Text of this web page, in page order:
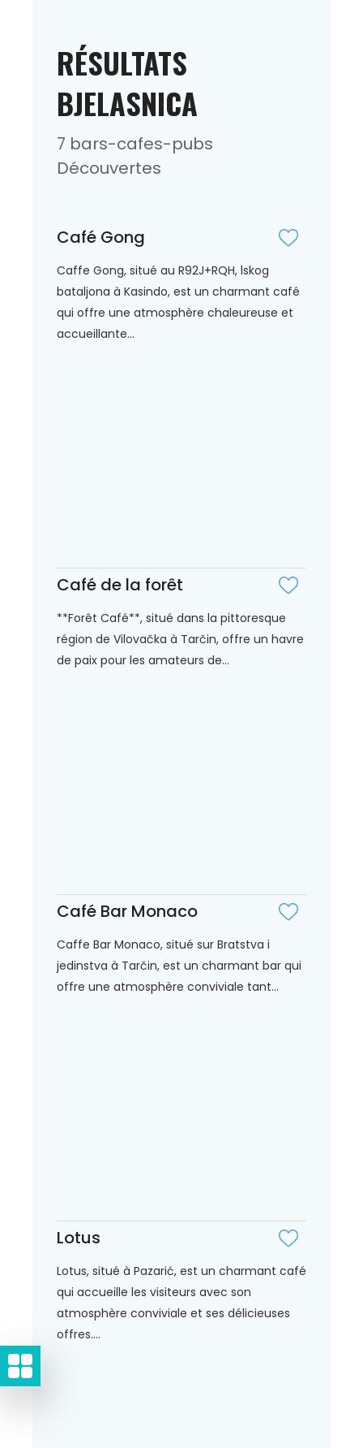
RÉSULTATS
BJELASNICA
7 bars-cafes-pubs
Découvertes
Café Gong
Caffe Gong, situé au R92J+RQH, lskog
bataljona à Kasindo, est un charmant café
qui offre une atmosphère chaleureuse et
accueillante...
Café de la forêt
**Forêt Café**, situé dans la pittoresque
région de Vilovačka à Tarčin, offre un havre
de paix pour les amateurs de...
Café Bar Monaco
Caffe Bar Monaco, situé sur Bratstva i
jedinstva à Tarčin, est un charmant bar qui
offre une atmosphère conviviale tant...
Lotus
Lotus, situé à Pazarić, est un charmant café
qui accueille les visiteurs avec son
atmosphère conviviale et ses délicieuses
offres....